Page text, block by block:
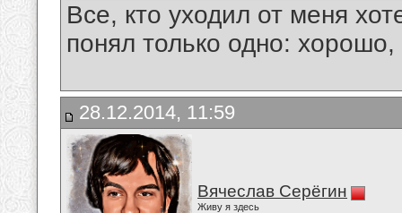
Все, кто уходил от меня
понял только одно:
28.12.2014, 11:59
Вячеслав Серёгин
Живу я здесь